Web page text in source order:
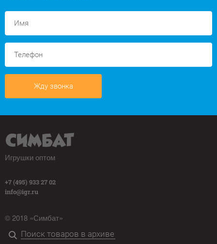
Жду звонка
Игрушки оптом
+7 (495) 933 27 02
info@igr.ru
© 2018 «Симбат»